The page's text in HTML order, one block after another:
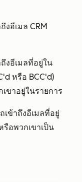
งอีเมล CRM
งอีเมลที่อยู่ใน
หรือ BCC'd)
ขาอยู่ในรายการ
เข้าถึงอีเมลที่อยู่
รือพวกเขาเป็น